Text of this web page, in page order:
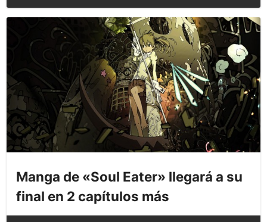
Manga de «Soul Eater» llegará a su
final en 2 capítulos más